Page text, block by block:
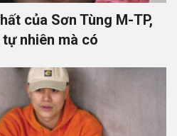
của Sơn Tùng M-TP,
nhiên mà có